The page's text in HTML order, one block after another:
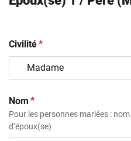
Civilité(obligatoire)
*
Nom (obligatoire)
*
Pour les personnes mariées :
d’époux(se)